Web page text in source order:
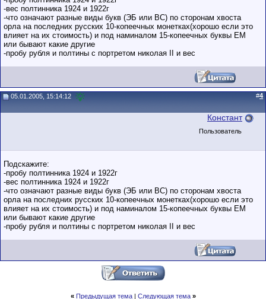
-вес полтинника 1924 и 1922г
-что означают разные виды букв (ЭБ или ВС) по сторонам хвоста
орла на последних русских 10-копеечных монетках(хорошо если это
влияет на их стоимость) и под наминалом 15-копеечных буквы ЕМ
или бывают какие другие
-пробу рубля и полтины с портретом николая II и вес
05.01.2005, 15:14:12 #4
Констант
Пользователь
Подскажите:
-пробу полтинника 1924 и 1922г
-вес полтинника 1924 и 1922г
-что означают разные виды букв (ЭБ или ВС) по сторонам хвоста
орла на последних русских 10-копеечных монетках(хорошо если это
влияет на их стоимость) и под наминалом 15-копеечных буквы ЕМ
или бывают какие другие
-пробу рубля и полтины с портретом николая II и вес
« Предыдущая тема| Следующая тема »